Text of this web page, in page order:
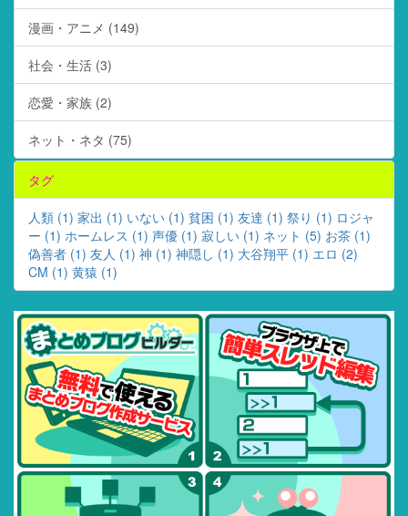
漫画・アニメ (149)
社会・生活 (3)
恋愛・家族 (2)
ネット・ネタ (75)
タグ
人類 (1) 家出 (1) いない (1) 貧困 (1) 友達 (1) 祭り (1) ロジャ
ー (1) ホームレス (1) 声優 (1) 寂しい (1) ネット (5) お茶 (1)
偽善者 (1) 友人 (1) 神 (1) 神隠し (1) 大谷翔平 (1) エロ (2)
CM (1) 黄猿 (1)